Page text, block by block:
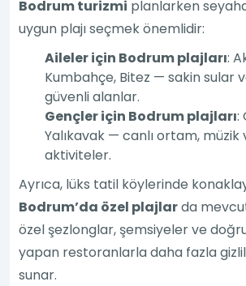
Bodrum turizmi planlarken
uygun plajı seçmek önemlidir:
Aileler için Bodrum plajları:
Kumbahçe, Bitez — sakin sular
güvenli alanlar.
Gençler için Bodrum plajları:
Yalıkavak — canlı ortam, müzik
aktiviteler.
Ayrıca, lüks tatil köylerinde
Bodrum’da özel plajlarda
özel şezlonglar, şemsiyeler ve
yapan restoranlarla daha fazla
sunar.